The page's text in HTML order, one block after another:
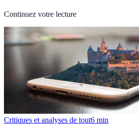
Continuez votre lecture
Critiques et analyses de tout6 min